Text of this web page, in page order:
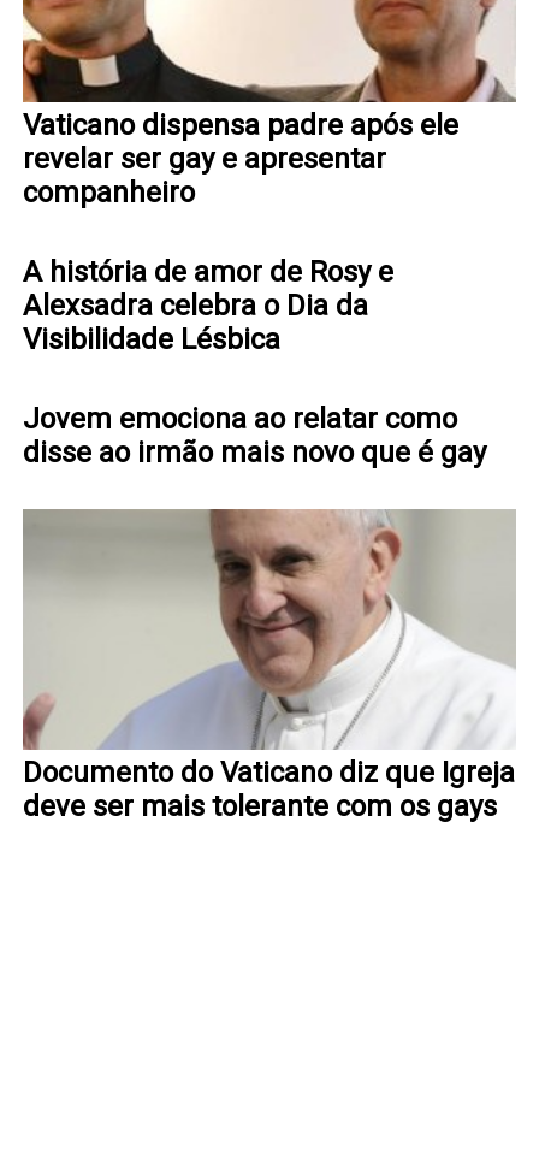
Vaticano dispensa padre após ele
revelar ser gay e apresentar
companheiro
A história de amor de Rosy e
Alexsadra celebra o Dia da
Visibilidade Lésbica
Jovem emociona ao relatar como
disse ao irmão mais novo que é gay
Documento do Vaticano diz que Igreja
deve ser mais tolerante com os gays